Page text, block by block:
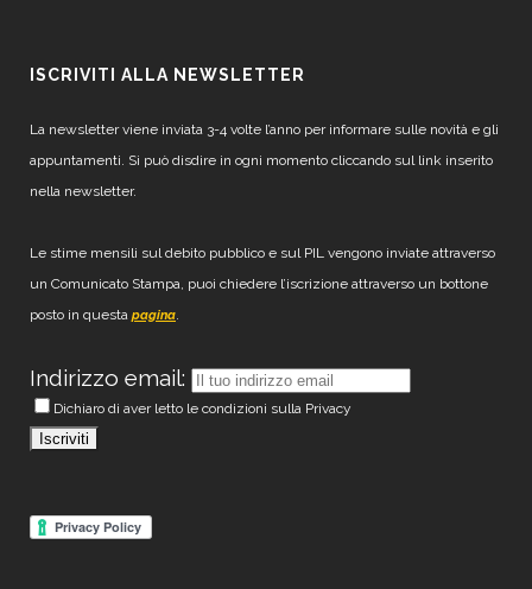
ISCRIVITI ALLA NEWSLETTER
La newsletter viene inviata 3-4 volte l’anno per informare sulle novità e gli
appuntamenti. Si può disdire in ogni momento cliccando sul link inserito
nella newsletter.
Le stime mensili sul debito pubblico e sul PIL vengono inviate attraverso
un Comunicato Stampa, puoi chiedere l’iscrizione attraverso un bottone
posto in questa pagina.
Indirizzo email:
Dichiaro di aver letto le condizioni sulla Privacy